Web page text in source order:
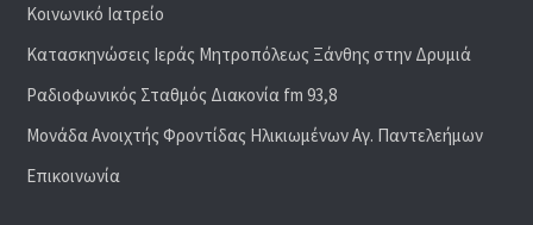
Κοινωνικό Ιατρείο
Κατασκηνώσεις Ιεράς Μητροπόλεως Ξάνθης στην Δρυμιά
Ραδιoφωνικός Σταθμός Διακονία fm 93,8
Μονάδα Ανοιχτής Φροντίδας Ηλικιωμένων Αγ. Παντελεήμων
Επικοινωνία